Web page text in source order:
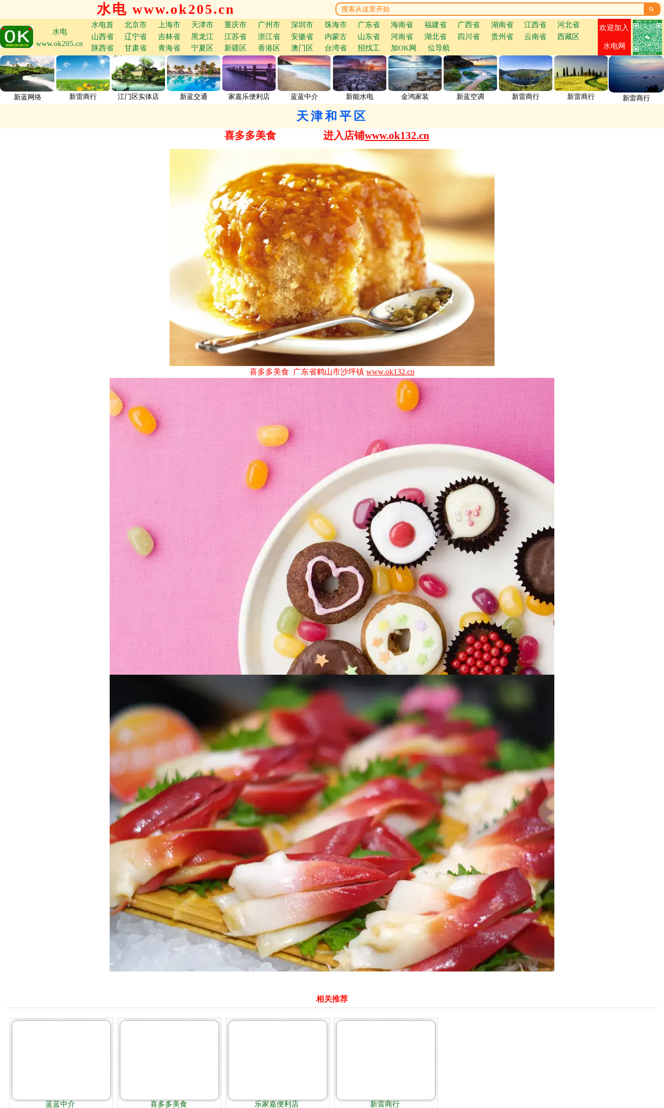
水电 www.ok205.cn 
水电
www.ok205.cn
水电首 北京市 上海市 天津市 重庆市 广州市 深圳市 珠海市 广东省 海南省 福建省 广西省 湖南省 江西省
河北省
山西省
辽宁省 吉林省 黑龙江 江苏省 浙江省 安徽省 内蒙古 山东省 河南省 湖北省 四川省 贵州省 云南省
西藏区
陕西省
甘肃省 青海省 宁夏区 新疆区 香港区 澳门区 台湾省 招找工 加OK网 位导航
欢迎加入
水电网
新蓝网络 新雷商行 江门区实体店 新蓝交通 家嘉乐便利店 蓝蓝中介 新能水电 金鸿家装 新蓝空调 新雷商行 新雷商行 新雷商行
天津和平区
喜多多美食 进入店铺www.ok132.cn
喜多多美食 广东省鹤山市沙坪镇 www.ok132.cn
相关推荐
蓝蓝中介 喜多多美食 乐家嘉便利店 新雷商行